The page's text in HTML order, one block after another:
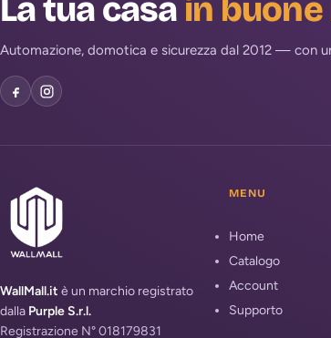
La tua casa in
Automazione, domotica e sicurezza dal 2012 — con
WallMall.it è un marchio registrato
dalla Purple S.r.l.
Registrazione N° 018179831
MENU
Home
Catalogo
Account
Supporto